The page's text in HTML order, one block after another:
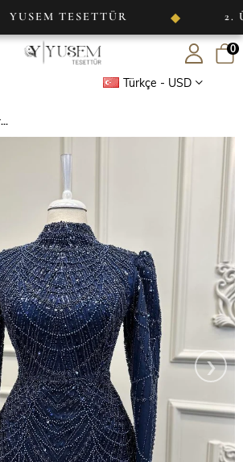
◆ 2.
Türkçe - USD
0
Haute Couture Dress Lacivert
›